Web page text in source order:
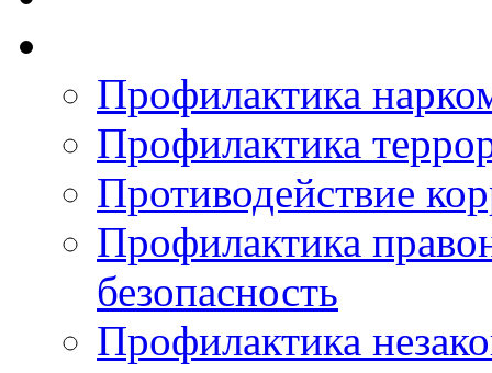
Профилактика
Профилактика
Противодействие
Профилактика
безопасность
Профилактика